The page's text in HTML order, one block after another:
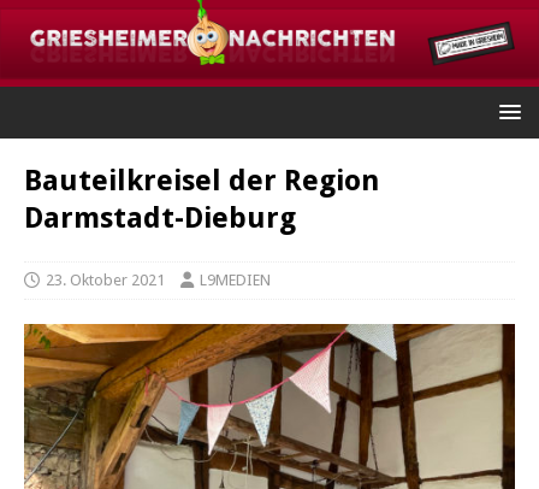
Bauteilkreisel der Region
Darmstadt-Dieburg
23. Oktober 2021 L9MEDIEN